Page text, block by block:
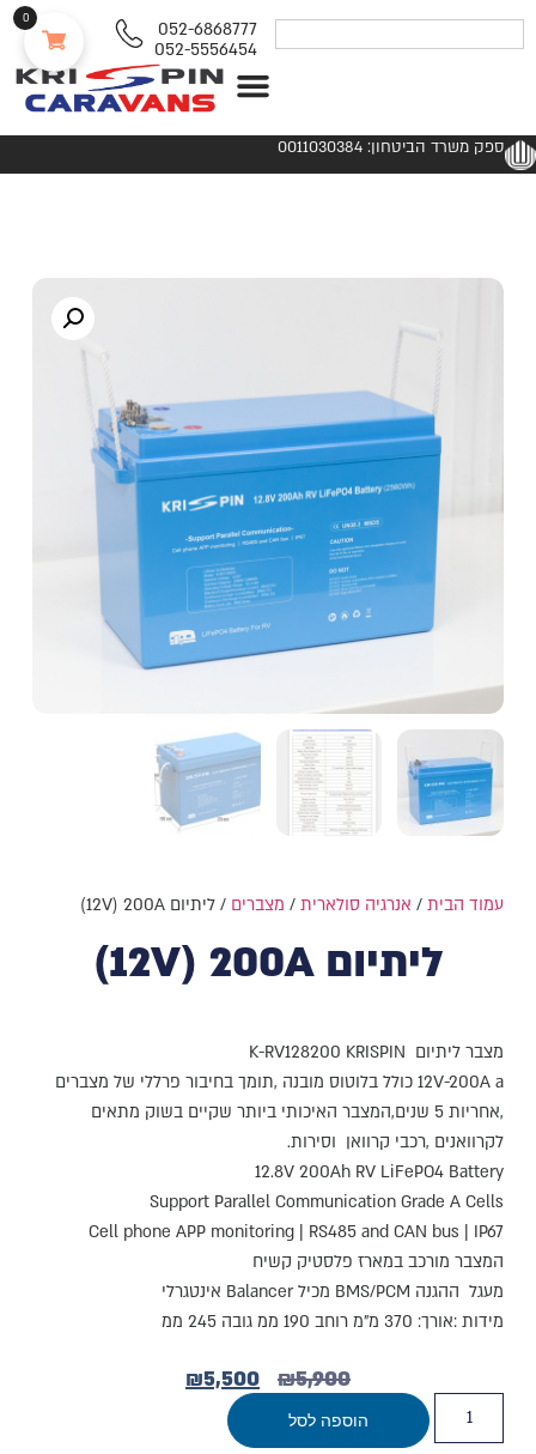
052-6868777
052-5556454
ספק משרד הביטחון: 0011030384
עמוד הבית/ אנרגיה סולארית/ מצברים / ליתיום 12V) 200A)
ליתיום 12V) 200A)
מצבר ליתיום K-RV128200 KRISPIN
12V-200A a כולל בלוטוס מובנה ,תומך בחיבור פרללי של מצברים
,אחריות 5 שנים,המצבר האיכותי ביותר שקיים בשוק מתאים
לקרוואנים ,רכבי קרוואן וסירות.
12.8V 200Ah RV LiFePO4 Battery
Support Parallel Communication Grade A Cells
Cell phone APP monitoring | RS485 and CAN bus | IP67
המצבר מורכב במארז פלסטיק קשיח
מעגל ההגנה BMS/PCM מכיל Balancer אינטגרלי
מידות :אורך: 370 מ"מ רוחב 190 ממ גובה 245 ממ
₪5,900
₪5,500
הוספה לסל
0